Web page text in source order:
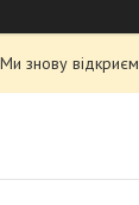
знову